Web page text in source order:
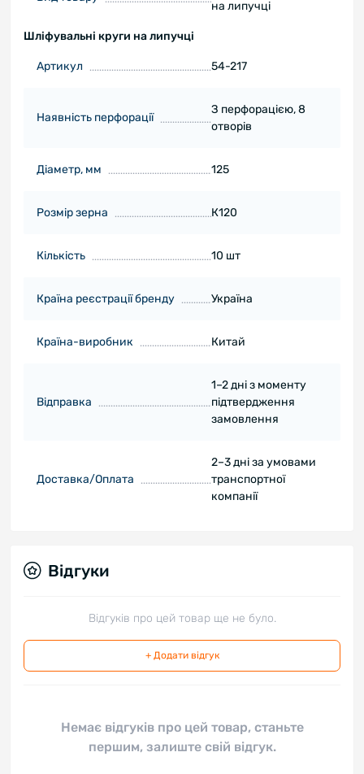
на липучці
Шліфувальні круги на липучці
Артикул 54-217
Наявність перфорації
З перфорацією, 8
отворів
Діаметр, мм 125
Розмір зерна К120
Кількість 10 шт
Країна реєстрації бренду Україна
Країна-виробник Китай
Відправка
1–2 дні з моменту
підтвердження
замовлення
Доставка/Оплата
2–3 дні за умовами
транспортної
компанії
Відгуки
Відгуків про цей товар ще не було.
+ Додати відгук
Немає відгуків про цей товар, станьте
першим, залиште свій відгук.